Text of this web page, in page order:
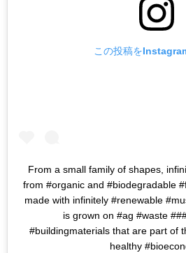
この投稿を
From a small family of shapes,
from #organic and #biodegradable
made with infinitely #renewable
is grown on #ag #waste
#buildingmaterials that are part of
healthy